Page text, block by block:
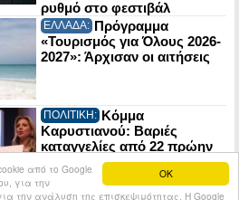
OK
από το Google
για την
την ανάλυση της επισκεψιμότητας. Η Google
ρυθμό στο φεστιβάλ
ΕΛΛΑΔΑ: Πρόγραμμα
«Τουρισμός για Όλους 2026-
2027»: Άρχισαν οι αιτήσεις
ΠΟΛΙΤΙΚΗ: Κόμμα
Καρυστιανού: Βαριές
καταγγελίες από 22 πρώην
στελέχη της Ελπίδας για τη
Δημοκρατία